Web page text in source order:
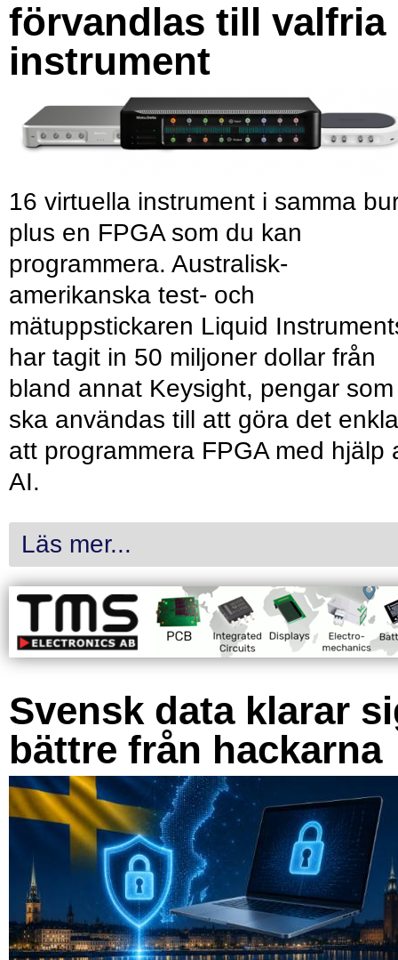
förvandlas till valfria
instrument
16 virtuella instrument i samma
plus en FPGA som du kan
programmera. Australisk-
amerikanska test- och
mätuppstickaren Liquid
har tagit in 50 miljoner dollar från
bland annat Keysight, pengar som
ska användas till att göra det
att programmera FPGA med hjälp
AI.
Läs mer...
Svensk data klarar
bättre från hackarna